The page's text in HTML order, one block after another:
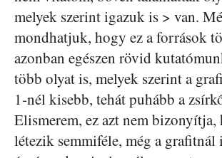
melyek szerint igazuk is > van.
mondhatjuk, hogy ez a források
azonban egészen rövid
több olyat is, melyek szerint a
1-nél kisebb, tehát puhább a
Elismerem, ez azt nem bizonyítja,
létezik semmiféle, még a grafitnál